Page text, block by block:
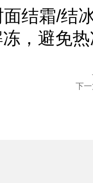
结霜/结
，避免
下